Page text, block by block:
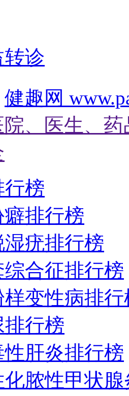
转诊
健趣网
、医生、
榜
排行榜
疣排行榜
合征排行榜
变性病排行
行榜
性肝炎排行榜
脓性甲状